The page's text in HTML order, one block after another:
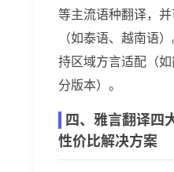
等主流语种翻译，
（如泰语、越南语
持区域方言适配（
分版本）。
四、雅言翻译四
性价比解决方案